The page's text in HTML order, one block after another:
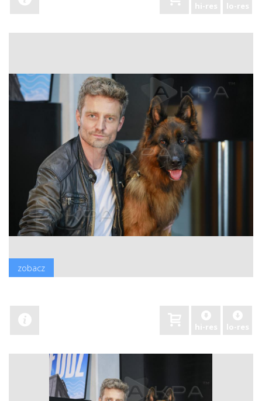
hi-res lo-res
zobacz
hi-res lo-res